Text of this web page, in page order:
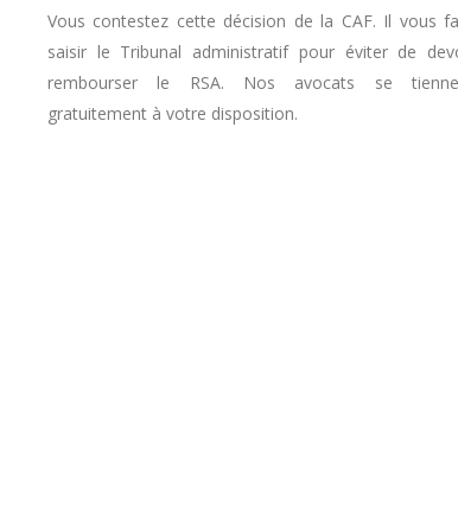
Vous contestez cette décision de la CAF. Il vous
saisir le Tribunal administratif pour éviter de
rembourser le RSA. Nos avocats se
gratuitement à votre disposition.